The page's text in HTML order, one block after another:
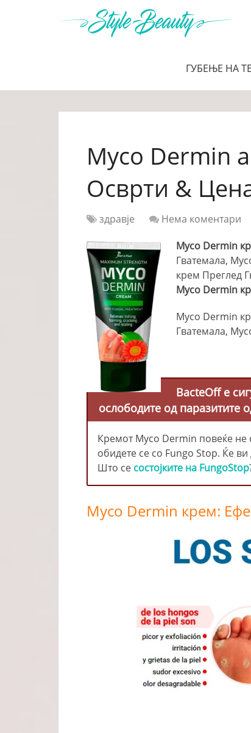
ГУБЕЊЕ НА
Myco Dermin
Осврти &
здравје
Нема коментари
Myco Dermin
Гватемала,
крем Преглед
Myco Dermin
Myco Dermin
Гватемала,
BacteOff е
ослободите од паразитите
Кремот Myco Dermin повеќе не
обидете се со Fungo Stop. Ќе
Што се состојките на FungoStop
Myco Dermin крем: